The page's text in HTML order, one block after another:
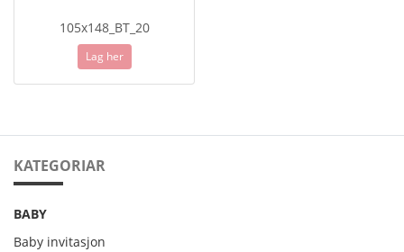
105x148_BT_20
Lag her
KATEGORIAR
BABY
Baby invitasjon